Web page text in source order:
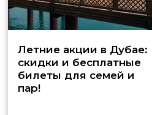
Летние акции в Дубае:
скидки и бесплатные
билеты для семей и
пар!